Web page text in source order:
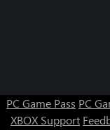
PC Game Pass PC
XBOX Support